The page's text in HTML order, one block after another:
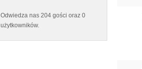
Odwiedza nas 204 gości oraz 0
użytkowników.